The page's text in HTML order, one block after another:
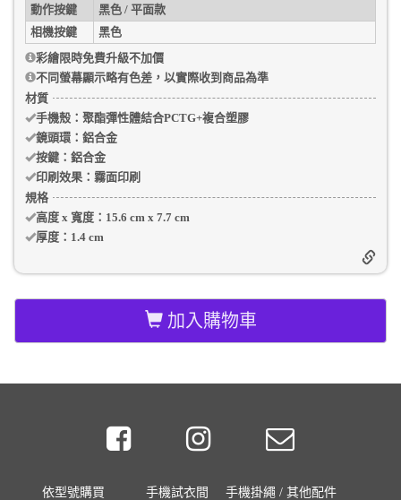
動作按鍵
黑色 / 平面款
相機按鍵
黑色
彩繪限時免費升級不加價
不同螢幕顯示略有色差，以實際收到商品為準
材質
手機殼：聚酯彈性體結合PCTG+複合塑膠
鏡頭環： 鋁合金
按鍵： 鋁合金
印刷效果： 霧面印刷
規格
高度 x 寬度： 15.6 cm x 7.7 cm
厚度： 1.4 cm
加入購物車
依型號購買 手機試衣間 手機掛繩 / 其他配件